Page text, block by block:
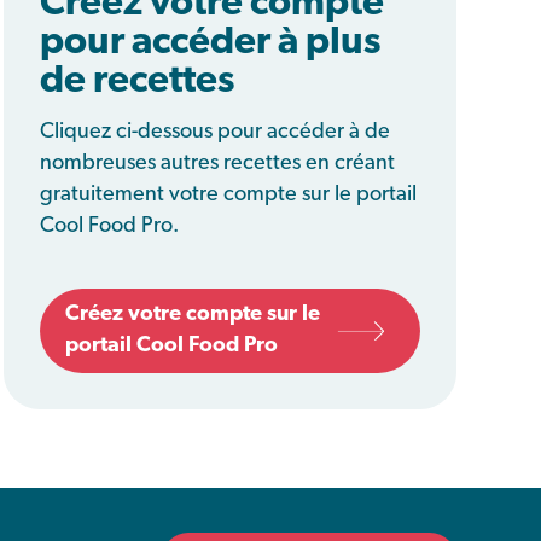
pour accéder à plus
de recettes
Cliquez ci-dessous pour accéder à de
nombreuses autres recettes en créant
gratuitement votre compte sur le portail
Cool Food Pro.
Créez votre compte sur le
portail Cool Food Pro